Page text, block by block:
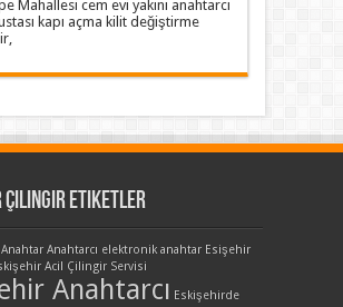
Mahallesi cem evi yakını anahtarcı
kapı açma kilit değiştirme
Çilingir Etiketler
Anahtar Anahtarcı elektronik anahtar Esişehir
Acil Çilingir Servisi
Anahtarcı Eskişehirde